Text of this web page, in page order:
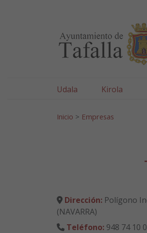
Udala Kirola
Inicio > Empresas
Dirección: Polígono
(NAVARRA)
Teléfono: 948 74 10